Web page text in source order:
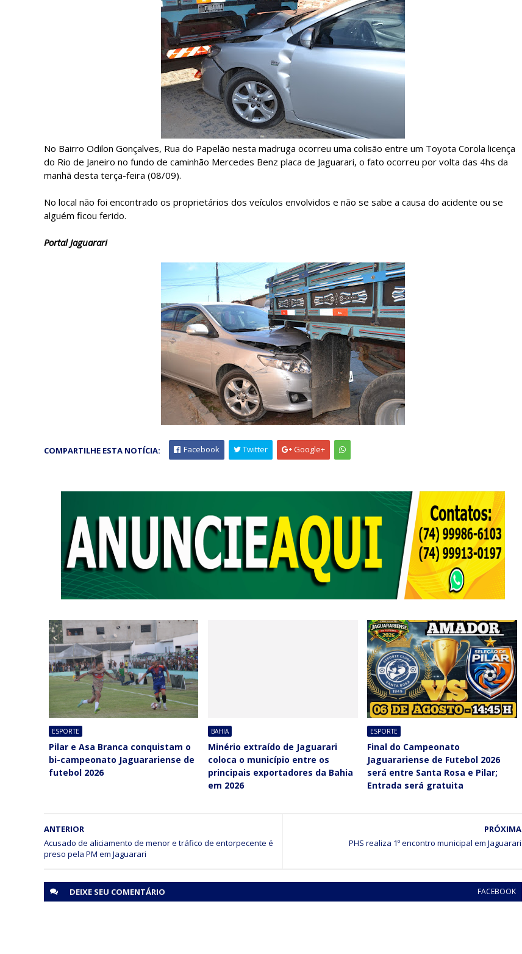
No Bairro Odilon Gonçalves, Rua do Papelão nesta madruga ocorreu uma colisão entre um Toyota Corola licença
do Rio de Janeiro no fundo de caminhão Mercedes Benz placa de Jaguarari, o fato ocorreu por volta das 4hs da
manhã desta terça-feira (08/09).
No local não foi encontrado os proprietários dos veículos envolvidos e não se sabe a causa do acidente ou se
alguém ficou ferido.
Portal Jaguarari
COMPARTILHE ESTA NOTÍCIA: Facebook Twitter Google+
ESPORTE
Pilar e Asa Branca conquistam o
bi-campeonato Jaguarariense de
futebol 2026
BAHIA
Minério extraído de Jaguarari
coloca o município entre os
principais exportadores da Bahia
em 2026
ESPORTE
Final do Campeonato
Jaguarariense de Futebol 2026
será entre Santa Rosa e Pilar;
Entrada será gratuita
PRÓXIMA
PHS realiza 1º encontro municipal em Jaguarari
ANTERIOR
Acusado de aliciamento de menor e tráfico de entorpecente é
preso pela PM em Jaguarari
DEIXE SEU COMENTÁRIO FACEBOOK